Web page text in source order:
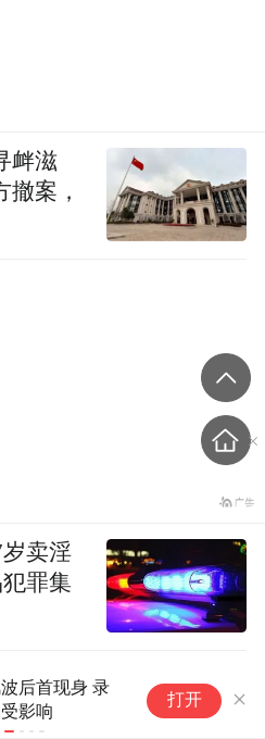
后首现身 录
影响
外卖员送餐
方：3人借
打开
衅滋
案，
卖淫
罪集